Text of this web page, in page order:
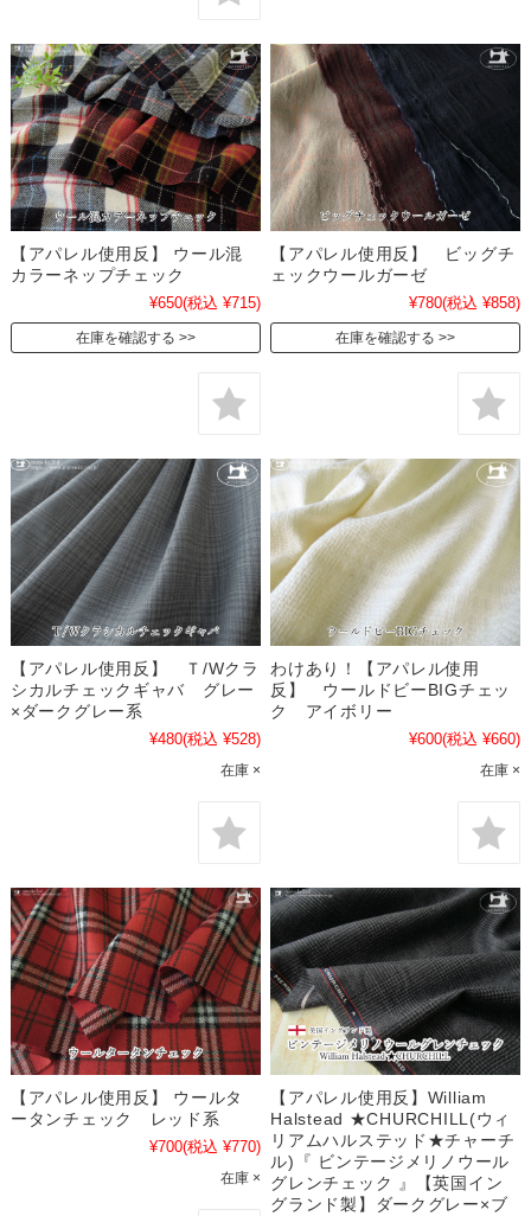
【アパレル使用反】 ウール混
カラーネップチェック
¥650(税込 ¥715)
在庫を確認する
【アパレル使用反】 ビッグチ
ェックウールガーゼ
¥780(税込 ¥858)
在庫を確認する
【アパレル使用反】 Ｔ/Wクラ
シカルチェックギャバ グレー
×ダークグレー系
¥480(税込 ¥528)
在庫 ×
わけあり！【アパレル使用
反】 ウールドビーBIGチェッ
ク アイボリー
¥600(税込 ¥660)
在庫 ×
【アパレル使用反】 ウールタ
ータンチェック レッド系
¥700(税込 ¥770)
在庫 ×
【アパレル使用反】William
Halstead ★CHURCHILL(ウィ
リアムハルステッド★チャーチ
ル)『 ビンテージメリノウール
グレンチェック 』【英国イン
グランド製】ダークグレー×ブ